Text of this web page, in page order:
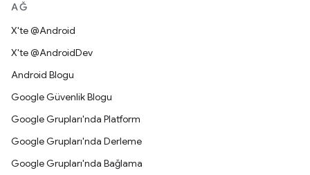
AĞ
X'te @Android
X'te @AndroidDev
Android Blogu
Google Güvenlik Blogu
Google Grupları'nda Platform
Google Grupları'nda Derleme
Google Grupları'nda Bağlama